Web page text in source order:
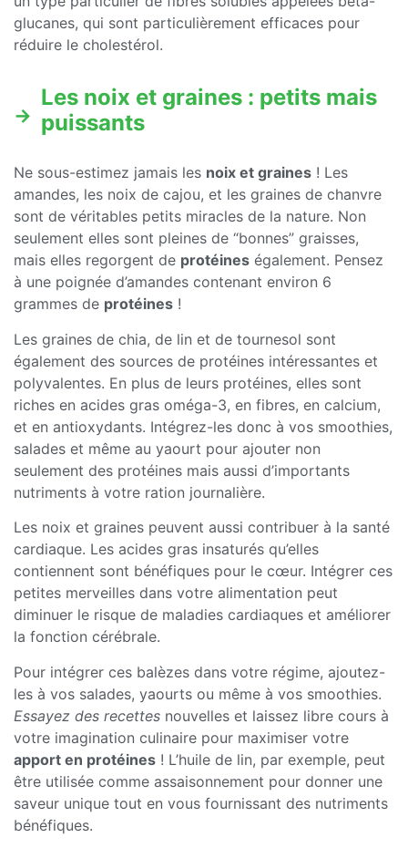
glucanes, qui sont particulièrement efficaces pour
réduire le cholestérol.
Les noix et graines : petits mais
puissants
Ne sous-estimez jamais les noix et graines ! Les
amandes, les noix de cajou, et les graines de chanvre
sont de véritables petits miracles de la nature. Non
seulement elles sont pleines de “bonnes” graisses,
mais elles regorgent de protéines également. Pensez
à une poignée d’amandes contenant environ 6
grammes de protéines !
Les graines de chia, de lin et de tournesol sont
également des sources de protéines intéressantes et
polyvalentes. En plus de leurs protéines, elles sont
riches en acides gras oméga-3, en fibres, en calcium,
et en antioxydants. Intégrez-les donc à vos smoothies,
salades et même au yaourt pour ajouter non
seulement des protéines mais aussi d’importants
nutriments à votre ration journalière.
Les noix et graines peuvent aussi contribuer à la santé
cardiaque. Les acides gras insaturés qu’elles
contiennent sont bénéfiques pour le cœur. Intégrer ces
petites merveilles dans votre alimentation peut
diminuer le risque de maladies cardiaques et améliorer
la fonction cérébrale.
Pour intégrer ces balèzes dans votre régime, ajoutez-
les à vos salades, yaourts ou même à vos smoothies.
Essayez des recettes nouvelles et laissez libre cours à
votre imagination culinaire pour maximiser votre
apport en protéines ! L’huile de lin, par exemple, peut
être utilisée comme assaisonnement pour donner une
saveur unique tout en vous fournissant des nutriments
bénéfiques.